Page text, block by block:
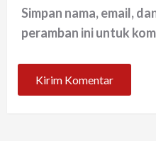
Simpan nama, email,
peramban ini untuk